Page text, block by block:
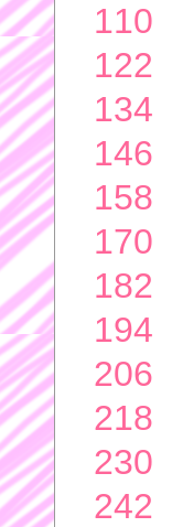
110
122
134
146
158
170
182
194
206
218
230
242